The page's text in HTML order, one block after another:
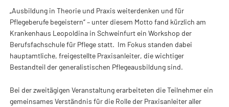
„Ausbildung in Theorie und Praxis weiterdenken und für
Pflegeberufe begeistern“ – unter diesem Motto fand kürzlich am
Krankenhaus Leopoldina in Schweinfurt ein Workshop der
Berufsfachschule für Pflege statt. Im Fokus standen dabei
hauptamtliche, freigestellte Praxisanleiter, die wichtiger
Bestandteil der generalistischen Pflegeausbildung sind.
Bei der zweitägigen Veranstaltung erarbeiteten die Teilnehmer ein
gemeinsames Verständnis für die Rolle der Praxisanleiter aller